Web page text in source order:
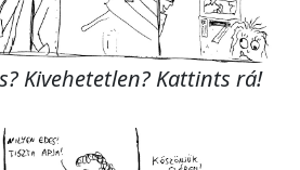
Kivehetetlen? Kattints rá!